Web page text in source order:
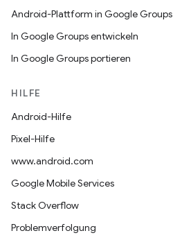
Android-Plattform in Google Groups
In Google Groups entwickeln
In Google Groups portieren
HILFE
Android-Hilfe
Pixel-Hilfe
www.android.com
Google Mobile Services
Stack Overflow
Problemverfolgung